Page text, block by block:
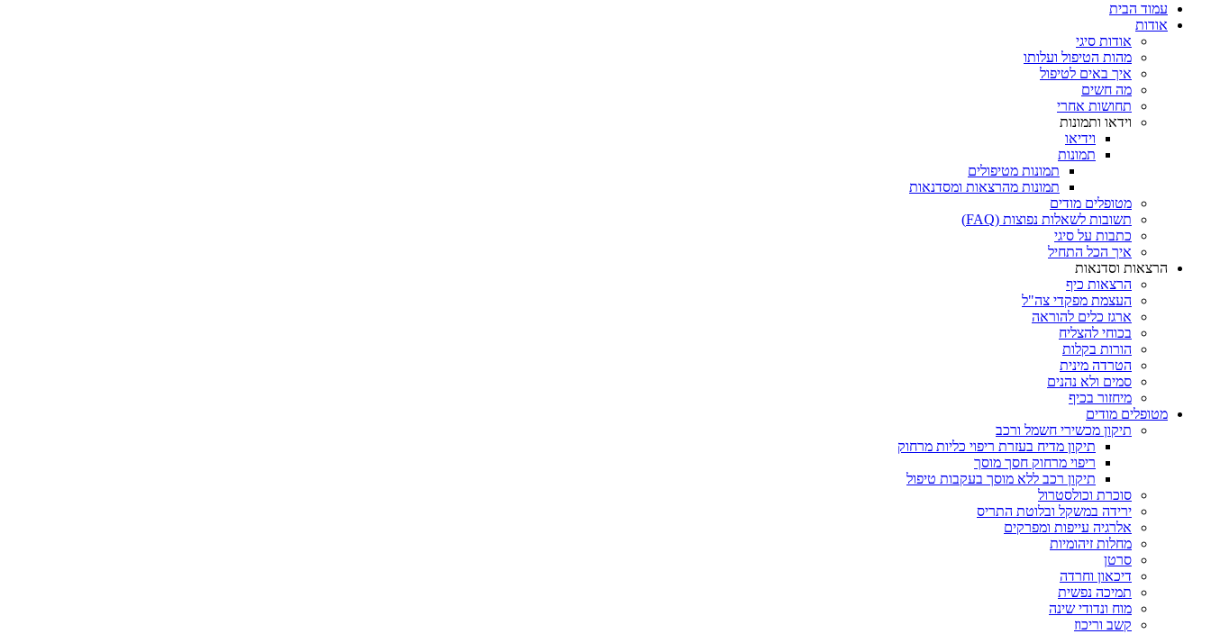
עמוד הבית
אודות
אודות סיגי
מהות הטיפול ועלותו
איך באים לטיפול
מה חשים
תחושות אחרי
וידאו ותמונות
וידיאו
תמונות
תמונות מטיפולים
תמונות מהרצאות ומסדנאות
מטופלים מודים
תשובות לשאלות נפוצות (FAQ)
כתבות על סיגי
איך הכל התחיל
הרצאות וסדנאות
הרצאות כיף
העצמת מפקדי צה"ל
ארגז כלים להוראה
בכוחי להצליח
הורות בקלות
הטרדה מינית
סמים ולא נהנים
מיחזור בכיף
מטופלים מודים
תיקון מכשירי חשמל ורכב
תיקון מדיח בעזרת ריפוי כליות מרחוק
ריפוי מרחוק חסך מוסך
תיקון רכב ללא מוסך בעקבות טיפול
סוכרת וכולסטרול
ירידה במשקל ובלוטת התריס
אלרגיה עייפות ומפרקים
מחלות זיהומיות
סרטן
דיכאון וחרדה
תמיכה נפשית
מוח ונדודי שינה
קשב וריכוז